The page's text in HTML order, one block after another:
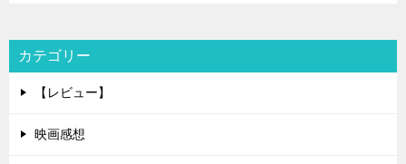
カテゴリー
【レビュー】
映画感想